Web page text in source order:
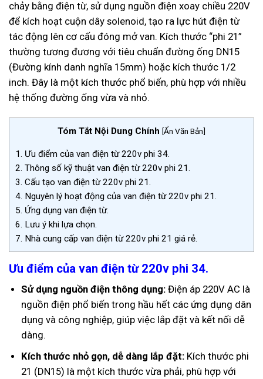
chảy bằng điện từ, sử dụng nguồn điện xoay chiều 220V
để kích hoạt cuộn dây solenoid, tạo ra lực hút điện từ
tác động lên cơ cấu đóng mở van. Kích thước “phi 21”
thường tương đương với tiêu chuẩn đường ống DN15
(Đường kính danh nghĩa 15mm) hoặc kích thước 1/2
inch. Đây là một kích thước phổ biến, phù hợp với nhiều
hệ thống đường ống vừa và nhỏ.
Tóm Tắt Nội Dung Chính [Ẩn Văn Bản]
1. Ưu điểm của van điện từ 220v phi 34.
2. Thông số kỹ thuật van điện từ 220v phi 21.
3. Cấu tạo van điện từ 220v phi 21.
4. Nguyên lý hoạt động của van điện từ 220v phi 21.
5. Ứng dụng van điện từ.
6. Lưu ý khi lựa chọn.
7. Nhà cung cấp van điện từ 220v phi 21 giá rẻ.
Ưu điểm của van điện từ 220v phi 34.
Sử dụng nguồn điện thông dụng:Điện áp 220V AC là
nguồn điện phổ biến trong hầu hết các ứng dụng dân
dụng và công nghiệp, giúp việc lắp đặt và kết nối dễ
dàng.
Kích thước nhỏ gọn, dễ dàng lắp đặt:Kích thước phi
21 (DN15) là một kích thước vừa phải, phù hợp với